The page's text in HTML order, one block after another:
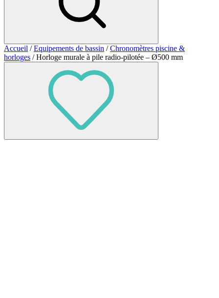
Accueil /Equipements de bassin /Chronomètres piscine &
horloges / Horloge murale à pile radio-pilotée – Ø500 mm